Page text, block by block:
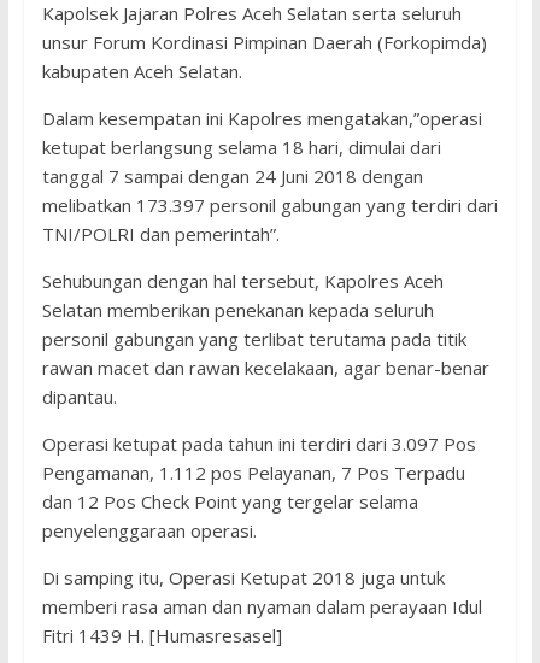
Kapolsek Jajaran Polres Aceh Selatan serta seluruh
unsur Forum Kordinasi Pimpinan Daerah (Forkopimda)
kabupaten Aceh Selatan.
Dalam kesempatan ini Kapolres mengatakan,”operasi
ketupat berlangsung selama 18 hari, dimulai dari
tanggal 7 sampai dengan 24 Juni 2018 dengan
melibatkan 173.397 personil gabungan yang terdiri dari
TNI/POLRI dan pemerintah”.
Sehubungan dengan hal tersebut, Kapolres Aceh
Selatan memberikan penekanan kepada seluruh
personil gabungan yang terlibat terutama pada titik
rawan macet dan rawan kecelakaan, agar benar-benar
dipantau.
Operasi ketupat pada tahun ini terdiri dari 3.097 Pos
Pengamanan, 1.112 pos Pelayanan, 7 Pos Terpadu
dan 12 Pos Check Point yang tergelar selama
penyelenggaraan operasi.
Di samping itu, Operasi Ketupat 2018 juga untuk
memberi rasa aman dan nyaman dalam perayaan Idul
Fitri 1439 H. [Humasresasel]